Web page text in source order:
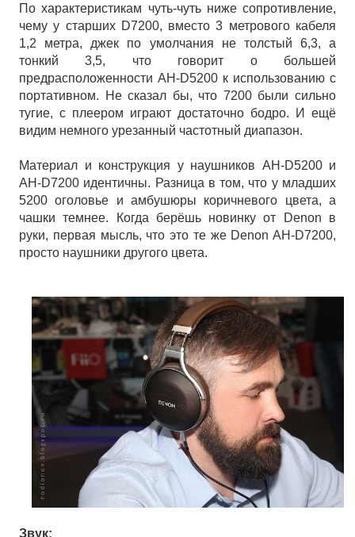
По характеристикам чуть-чуть ниже сопротивление,
чему у старших D7200, вместо 3 метрового кабеля
1,2 метра, джек по умолчания не толстый 6,3, а
тонкий 3,5, что говорит о большей
предрасположенности AH-D5200 к использованию с
портативном. Не сказал бы, что 7200 были сильно
тугие, с плеером играют достаточно бодро. И ещё
видим немного урезанный частотный диапазон.
Материал и конструкция у наушников AH-D5200 и
AH-D7200 идентичны. Разница в том, что у младших
5200 оголовье и амбушюры коричневого цвета, а
чашки темнее. Когда берёшь новинку от Denon в
руки, первая мысль, что это те же Denon AH-D7200,
просто наушники другого цвета.
Звук: